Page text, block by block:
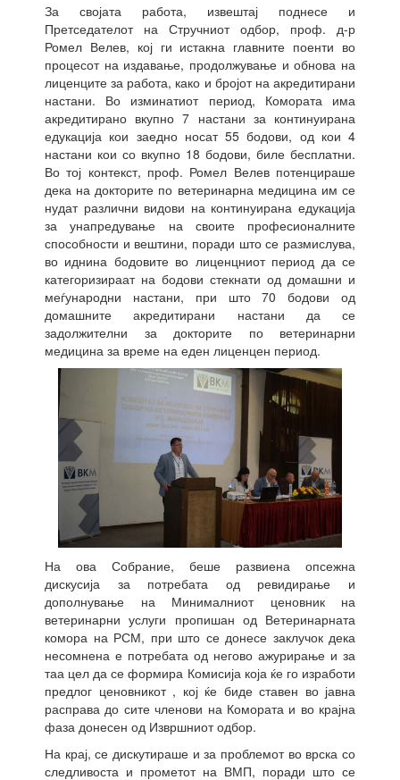
За својата работа, извештај поднесе и
Претседателот на Стручниот одбор, проф. д-р
Ромел Велев, кој ги истакна главните поенти во
процесот на издавање, продолжување и обнова на
лиценците за работа, како и бројот на акредитирани
настани. Во изминатиот период, Комората има
акредитирано вкупно 7 настани за континуирана
едукација кои заедно носат 55 бодови, од кои 4
настани кои со вкупно 18 бодови, биле бесплатни.
Во тој контекст, проф. Ромел Велев потенцираше
дека на докторите по ветеринарна медицина им се
нудат различни видови на континуирана едукација
за унапредување на своите професионалните
способности и вештини, поради што се размислува,
во иднина бодовите во лиценцниот период да се
категоризираат на бодови стекнати од домашни и
меѓународни настани, при што 70 бодови од
домашните акредитирани настани да се
задолжителни за докторите по ветеринарни
медицина за време на еден лиценцен период.
На ова Собрание, беше развиена опсежна
дискусија за потребата од ревидирање и
дополнување на Минималниот ценовник на
ветеринарни услуги пропишан од Ветеринарната
комора на РСМ, при што се донесе заклучок дека
несомнена е потребата од негово ажурирање и за
таа цел да се формира Комисија која ќе го изработи
предлог ценовникот , кој ќе биде ставен во јавна
расправа до сите членови на Комората и во крајна
фаза донесен од Извршниот одбор.
На крај, се дискутираше и за проблемот во врска со
следливоста и прометот на ВМП, поради што се